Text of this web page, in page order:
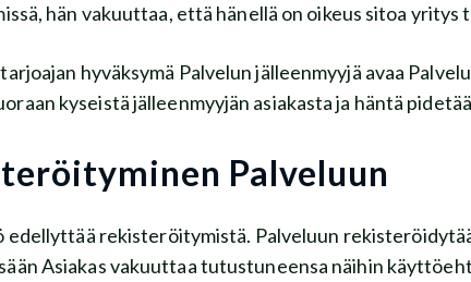
hän vakuuttaa, että hänellä on oikeus sitoa
hyväksymä Palvelun jälleenmyyjä avaa
kyseistä jälleenmyyjän asiakasta ja häntä
Palveluun
edellyttää rekisteröitymistä. Palveluun
Asiakas vakuuttaa tutustuneensa näihin